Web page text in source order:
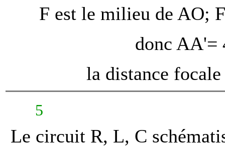
F est le milieu de AO;
donc AA'=
la distance
5
Le circuit R, L, C